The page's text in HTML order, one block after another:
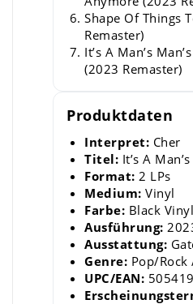
Shape Of Things
Remaster)
It’s A Man’s
(2023 Remaster)
Produktdaten
Interpret: Cher
Titel: It’s A
Format: 2 LPs
Medium: Vinyl
Farbe: Black Vinyl
Ausführung:
Ausstattung:
Genre: Pop/Rock
UPC/EAN: